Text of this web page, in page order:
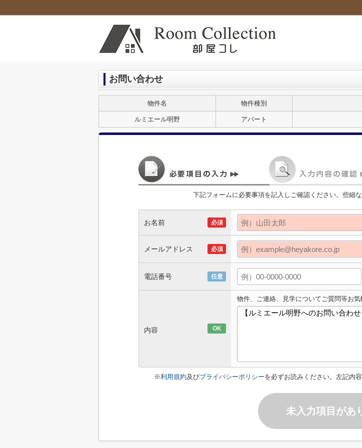
お問い合わせ
物件名 物件種別
ルミエール明野 アパート
下記フォームに必要事項を記入しご確認ください。些細
お名前 必須
メールアドレス 必須
電話番号 任意
内容 OK
物件、ご連絡、見学についてご質問等お
※利用規約及びプライバシーポリシーを必ずお読みください。左記内
未入力項目があ